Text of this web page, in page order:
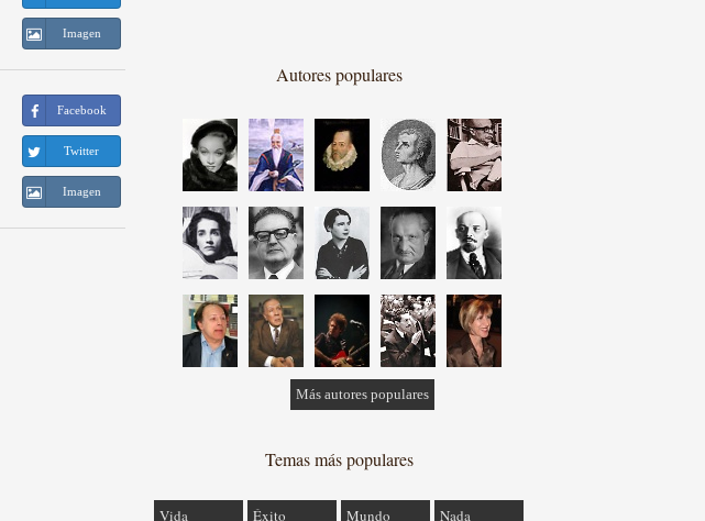
Imagen
Facebook
Twitter
Imagen
Autores populares
Más autores populares
Temas más populares
Vida Éxito Mundo Nada